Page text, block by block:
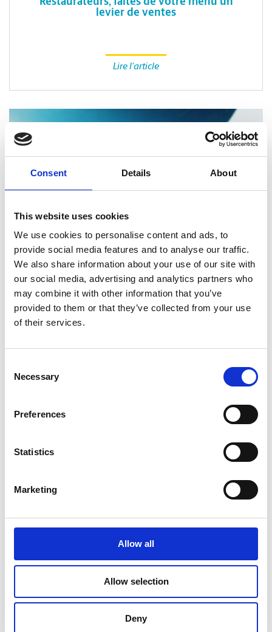
Consent Details About
This website uses cookies
We use cookies to personalise content and ads, to
provide social media features and to analyse our traffic.
We also share information about your use of our site with
our social media, advertising and analytics partners who
may combine it with other information that you’ve
provided to them or that they’ve collected from your use
of their services.
Selection
Necessary
Preferences
Statistics
Marketing
Allow all
Allow selection
Deny
levier de ventes
Lire l'article
SERVICES D’IMPRESSION
Liste de voyage : documents et photos à ne
EMBALLAGE
l’expédition par temps extrême